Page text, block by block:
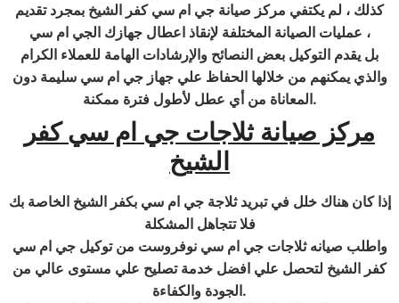
كذلك ، لم يكتفي مركز صيانة جي ام سي كفر الشيخ بمجرد تقديم
عمليات الصيانة المختلفة لإنقاذ اعطال جهازك الجي ام سي ،
بل يقدم التوكيل بعض النصائح والإرشادات الهامة للعملاء الكرام
والذي يمكنهم من خلالها الحفاظ علي جهاز جي ام سي سليمة دون
المعاناة من أي عطل لأطول فترة ممكنة.
مركز صيانة ثلاجات جي ام سيكفر
الشيخ
إذا كان هناك خلل في تبريد ثلاجة جي ام سي بكفر الشيخ الخاصة بك
فلا تتجاهل المشكلة
واطلب صيانه ثلاجات جي ام سي نوفروست من توكيل جي ام سي
كفر الشيخ لتحصل علي افضل خدمة تصليح علي مستوى عالي من
الجودة والكفاءة.